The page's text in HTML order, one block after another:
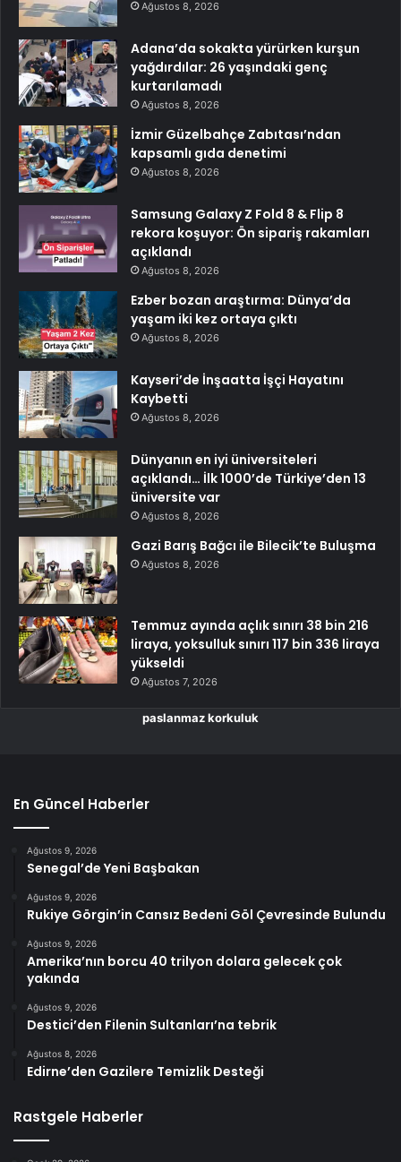
Ağustos 8, 2026
Adana’da sokakta yürürken kurşun
yağdırdılar: 26 yaşındaki genç
kurtarılamadı
Ağustos 8, 2026
İzmir Güzelbahçe Zabıtası’ndan
kapsamlı gıda denetimi
Ağustos 8, 2026
Samsung Galaxy Z Fold 8 & Flip 8
rekora koşuyor: Ön sipariş rakamları
açıklandı
Ağustos 8, 2026
Ezber bozan araştırma: Dünya’da
yaşam iki kez ortaya çıktı
Ağustos 8, 2026
Kayseri’de İnşaatta İşçi Hayatını
Kaybetti
Ağustos 8, 2026
Dünyanın en iyi üniversiteleri
açıklandı… İlk 1000’de Türkiye’den 13
üniversite var
Ağustos 8, 2026
Gazi Barış Bağcı ile Bilecik’te Buluşma
Ağustos 8, 2026
Temmuz ayında açlık sınırı 38 bin 216
liraya, yoksulluk sınırı 117 bin 336 liraya
yükseldi
Ağustos 7, 2026
paslanmaz korkuluk
En Güncel Haberler
Ağustos 9, 2026
Senegal’de Yeni Başbakan
Ağustos 9, 2026
Rukiye Görgin’in Cansız Bedeni Göl Çevresinde Bulundu
Ağustos 9, 2026
Amerika’nın borcu 40 trilyon dolara gelecek çok
yakında
Ağustos 9, 2026
Destici’den Filenin Sultanları’na tebrik
Ağustos 8, 2026
Edirne’den Gazilere Temizlik Desteği
Rastgele Haberler